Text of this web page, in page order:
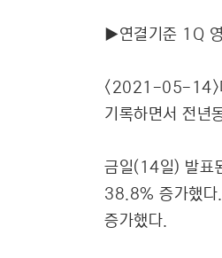
▶연결기준 1Q
<2021-05-14>
기록하면서 전년
금일(14일) 발표
38.8% 증가했다
증가했다.